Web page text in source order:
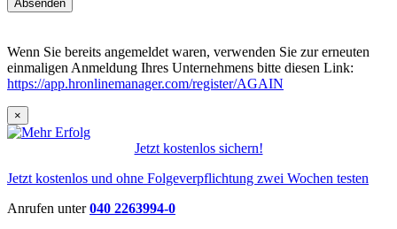
Wenn Sie bereits angemeldet waren, verwenden Sie zur erneuten
einmaligen Anmeldung Ihres Unternehmens bitte diesen Link:
https://app.hronlinemanager.com/register/AGAIN
×
Jetzt kostenlos sichern!
Jetzt kostenlos und ohne Folgeverpflichtung zwei Wochen testen
Anrufen unter040 2263994-0